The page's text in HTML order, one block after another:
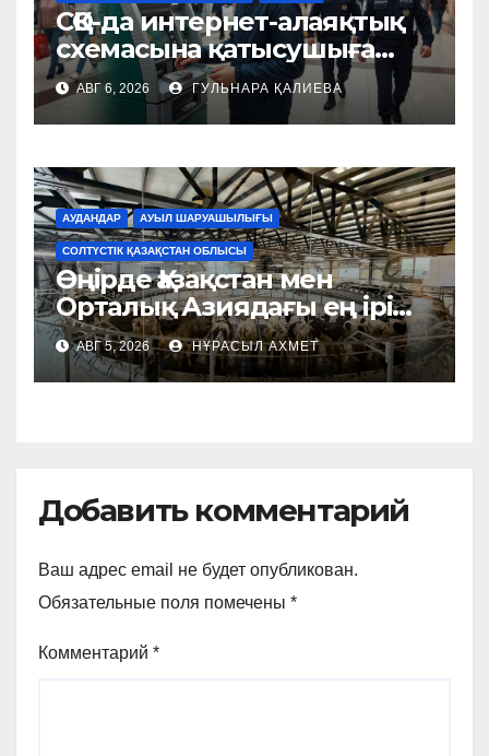
СҚО-да интернет-алаяқтық
схемасына қатысушыға
қатысты сот үкімі шықты
АВГ 6, 2026 ГУЛЬНАРА ҚАЛИЕВА
АУДАНДАР АУЫЛ ШАРУАШЫЛЫҒЫ
СОЛТҮСТІК ҚАЗАҚСТАН ОБЛЫСЫ
Өңірде Қазақстан мен
Орталық Азиядағы ең ірі
сауу қондырғысы бар
мегаферма іске қосылды
АВГ 5, 2026 НҰРАСЫЛ АХМЕТ
Добавить комментарий
Ваш адрес email не будет опубликован.
Обязательные поля помечены *
Комментарий *